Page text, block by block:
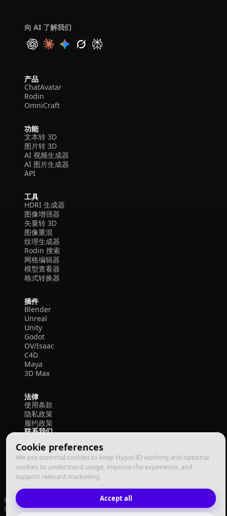
Cookie preferences
We use essential cookies to keep Hyper3D working and optional
cookies to understand usage, improve the experience, and
support relevant marketing.
Accept all
向 AI 了解我们
产品
ChatAvatar
Rodin
OmniCraft
功能
文本转 3D
图片转 3D
AI 视频生成器
AI 图片生成器
API
工具
HDRI 生成器
图像增强器
矢量转 3D
图像重混
纹理生成器
Rodin 搜索
网格编辑器
模型查看器
格式转换器
插件
Blender
Unreal
Unity
Godot
OV/Isaac
C4D
Maya
3D Max
法律
使用条款
隐私政策
履约政策
联系我们
© 2026 Deemos Corporation. 保留所有权利
使用条款隐私政策履约政策 中文